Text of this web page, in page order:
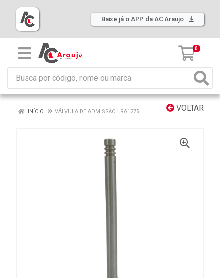
Baixe já o APP da AC Araujo
0
VOLTAR
INÍCIO VÁLVULA DE ADMISSÃO : RA1275